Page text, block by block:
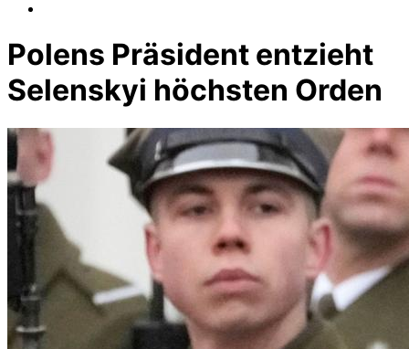
Polens Präsident entzieht
Selenskyi höchsten Orden